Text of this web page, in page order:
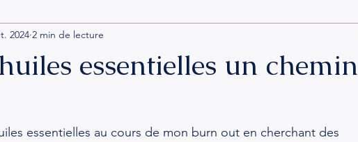
essentielles un chemin
2024 2 min de lecture
essentielles au cours de mon burn out en cherchant des